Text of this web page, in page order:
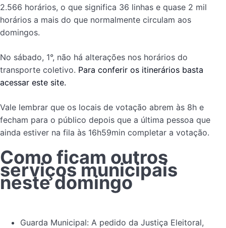
2.566 horários, o que significa 36 linhas e quase 2 mil
horários a mais do que normalmente circulam aos
domingos.
No sábado, 1°, não há alterações nos horários do
transporte coletivo. Para conferir os itinerários basta
acessar este site.
Vale lembrar que os locais de votação abrem às 8h e
fecham para o público depois que a última pessoa que
ainda estiver na fila às 16h59min completar a votação.
Como ficam outros
serviços municipais
neste domingo
Guarda Municipal: A pedido da Justiça Eleitoral,